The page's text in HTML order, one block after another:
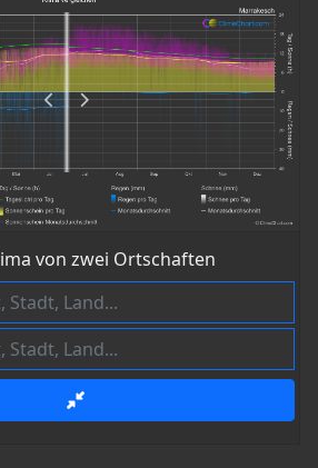
von zwei Ortschaften